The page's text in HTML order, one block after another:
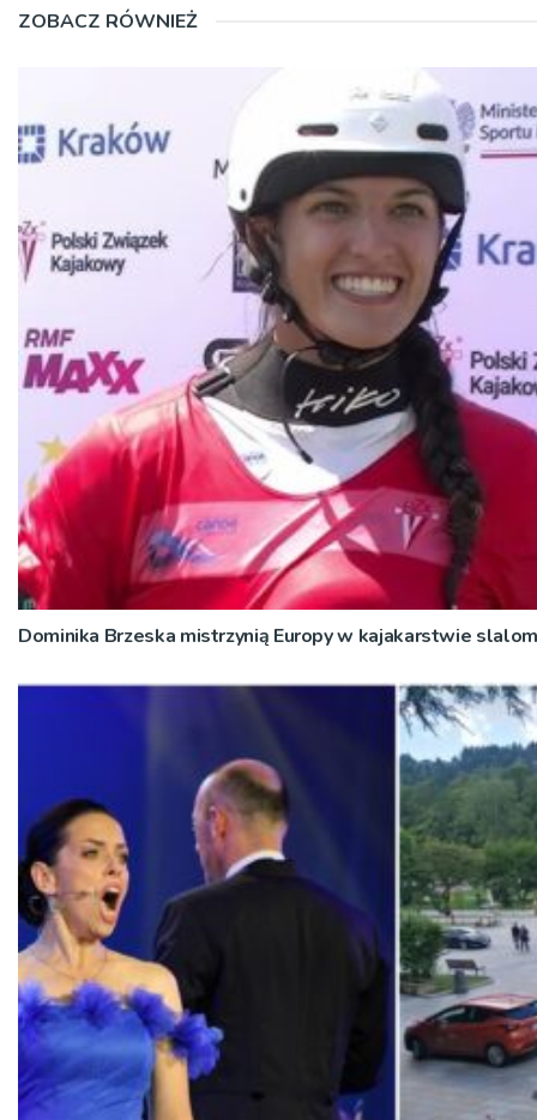
ZOBACZ RÓWNIEŻ
Dominika Brzeska mistrzynią Europy w kajakarstwie